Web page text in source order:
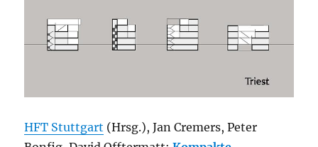
HFT Stuttgart (Hrsg.), Jan Cremers, Peter